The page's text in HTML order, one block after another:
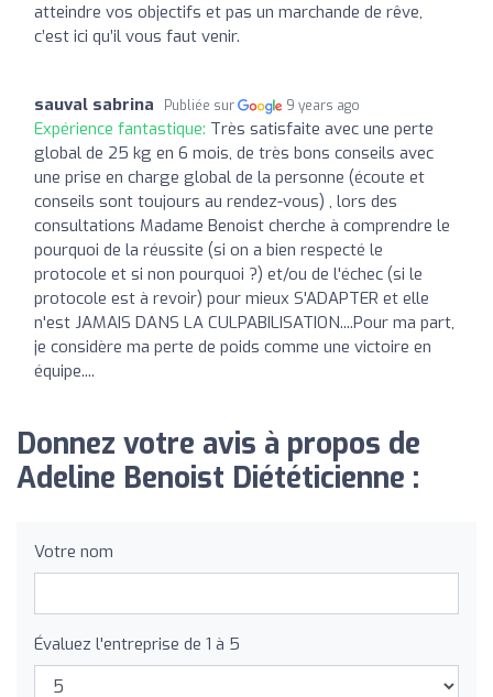
atteindre vos objectifs et pas un marchande de rêve,
c’est ici qu’il vous faut venir.
sauval sabrina Publiée sur 9 years ago
Expérience fantastique: Très satisfaite avec une perte
global de 25 kg en 6 mois, de très bons conseils avec
une prise en charge global de la personne (écoute et
conseils sont toujours au rendez-vous) , lors des
consultations Madame Benoist cherche à comprendre le
pourquoi de la réussite (si on a bien respecté le
protocole et si non pourquoi ?) et/ou de l'échec (si le
protocole est à revoir) pour mieux S'ADAPTER et elle
n'est JAMAIS DANS LA CULPABILISATION....Pour ma part,
je considère ma perte de poids comme une victoire en
équipe....
Donnez votre avis à propos de
Adeline Benoist Diététicienne :
Votre nom
Évaluez l'entreprise de 1 à 5